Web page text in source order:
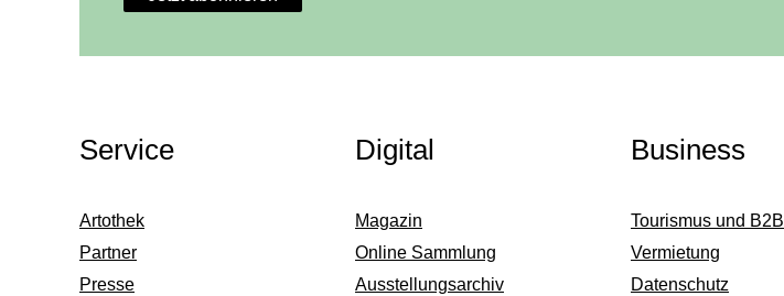
Weitere Themen
Service
Artothek
Partner
Presse
Digital
Magazin
Online Sammlung
Ausstellungsarchiv
Business
Tourismus und B2B
Vermietung
Datenschutz